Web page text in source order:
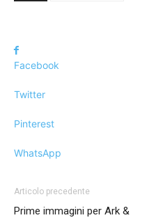
Facebook
Twitter
Pinterest
WhatsApp
Articolo precedente
Prime immagini per Ark &